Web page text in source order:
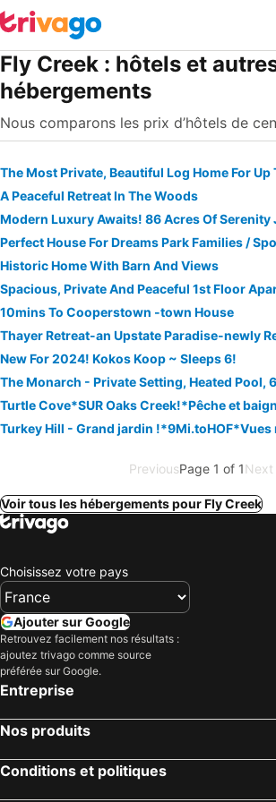
Fly Creek : hôtels et
hébergements
Nous comparons les prix d’hôtels de
A Peaceful Retreat In The Woods
Historic Home With Barn And Views
10mins To Cooperstown -town House
Thayer Retreat-an Upstate Paradise-newly
New For 2024! Kokos Koop ~ Sleeps 6!
Turtle Cove*SUR Oaks Creek!*Pêche et
Turkey Hill - Grand jardin
PreviousPage 1 of 1Next
Voir tous les hébergements pour Fly Creek
Choisissez votre pays
Ajouter sur Google
Retrouvez facilement nos résultats :
ajoutez trivago comme source
préférée sur Google.
Entreprise
Nos produits
Conditions et politiques